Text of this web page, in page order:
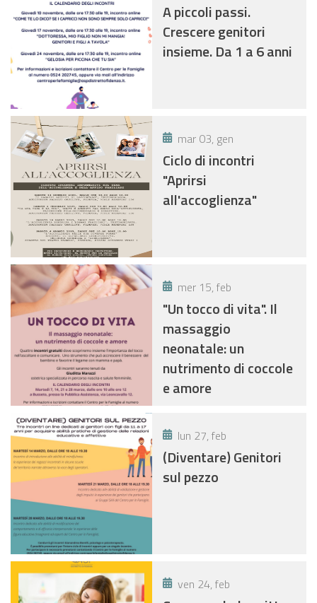
A piccoli passi.
Crescere genitori
insieme. Da 1 a 6 anni
mar 03, gen
Ciclo di incontri
"Aprirsi
all'accoglienza"
mer 15, feb
"Un tocco di vita". Il
massaggio
neonatale: un
nutrimento di coccole
e amore
lun 27, feb
(Diventare) Genitori
sul pezzo
ven 24, feb